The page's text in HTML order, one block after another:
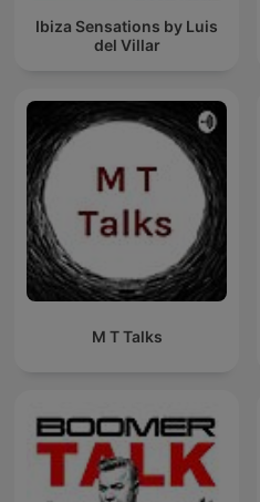
Ibiza Sensations by Luis
del Villar
M T Talks